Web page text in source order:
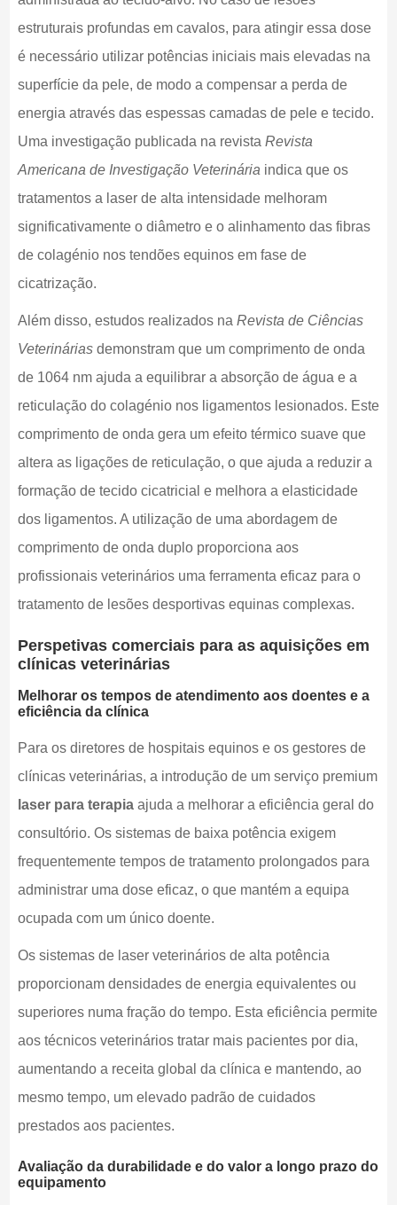
estruturais profundas em cavalos, para atingir essa dose
é necessário utilizar potências iniciais mais elevadas na
superfície da pele, de modo a compensar a perda de
energia através das espessas camadas de pele e tecido.
Uma investigação publicada na revista Revista
Americana de Investigação Veterináriaindica que os
tratamentos a laser de alta intensidade melhoram
significativamente o diâmetro e o alinhamento das fibras
de colagénio nos tendões equinos em fase de
cicatrização.
Além disso, estudos realizados na Revista de Ciências
Veterináriasdemonstram que um comprimento de onda
de 1064 nm ajuda a equilibrar a absorção de água e a
reticulação do colagénio nos ligamentos lesionados. Este
comprimento de onda gera um efeito térmico suave que
altera as ligações de reticulação, o que ajuda a reduzir a
formação de tecido cicatricial e melhora a elasticidade
dos ligamentos. A utilização de uma abordagem de
comprimento de onda duplo proporciona aos
profissionais veterinários uma ferramenta eficaz para o
tratamento de lesões desportivas equinas complexas.
Perspetivas comerciais para as aquisições em
clínicas veterinárias
Melhorar os tempos de atendimento aos doentes e a
eficiência da clínica
Para os diretores de hospitais equinos e os gestores de
clínicas veterinárias, a introdução de um serviço premium
laser para terapiaajuda a melhorar a eficiência geral do
consultório. Os sistemas de baixa potência exigem
frequentemente tempos de tratamento prolongados para
administrar uma dose eficaz, o que mantém a equipa
ocupada com um único doente.
Os sistemas de laser veterinários de alta potência
proporcionam densidades de energia equivalentes ou
superiores numa fração do tempo. Esta eficiência permite
aos técnicos veterinários tratar mais pacientes por dia,
aumentando a receita global da clínica e mantendo, ao
mesmo tempo, um elevado padrão de cuidados
prestados aos pacientes.
Avaliação da durabilidade e do valor a longo prazo do
equipamento